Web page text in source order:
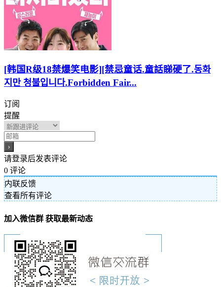
[韩国R级18禁爆笑电影][禁忌童话.童話睇硬了.동화
지만 청불입니다.Forbidden Fair...
订阅
提醒
请登录后发表评论
0 评论
内联反馈
查看所有评论
加入微信群 获取最新动态